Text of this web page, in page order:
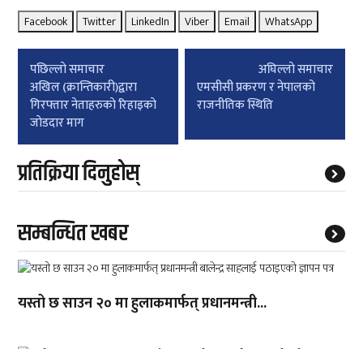
Facebook Twitter LinkedIn Viber Email WhatsApp
Post
navigation
पछिल्लाे समाचार
अखिल (क्रान्तिकारी)द्वारा
गिरफ्तार नेताहरुकाे रिहाइकाे
जाेडदार माग
अघिल्लाे समाचार
एमसीसी प्रकरण र नेपालको
राजनीतिक स्थिति
प्रतिक्रिया दिनुहोस्
सम्बन्धित खबर
यस्तो छ साउन २० मा हुलाकमार्फत् प्रधानमन्त्री...